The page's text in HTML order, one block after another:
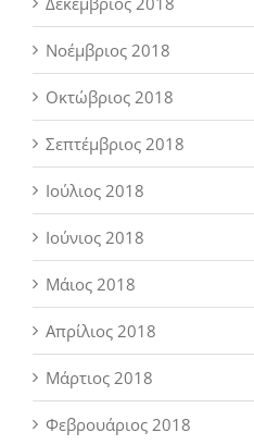
Νοέμβριος 2018
Οκτώβριος 2018
Σεπτέμβριος 2018
Ιούλιος 2018
Ιούνιος 2018
Μάιος 2018
Απρίλιος 2018
Μάρτιος 2018
Φεβρουάριος 2018